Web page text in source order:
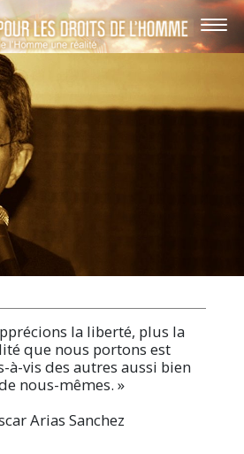
la liberté, plus la
que nous portons est
à-vis des autres aussi bien
nous-mêmes. »
Arias Sanchez